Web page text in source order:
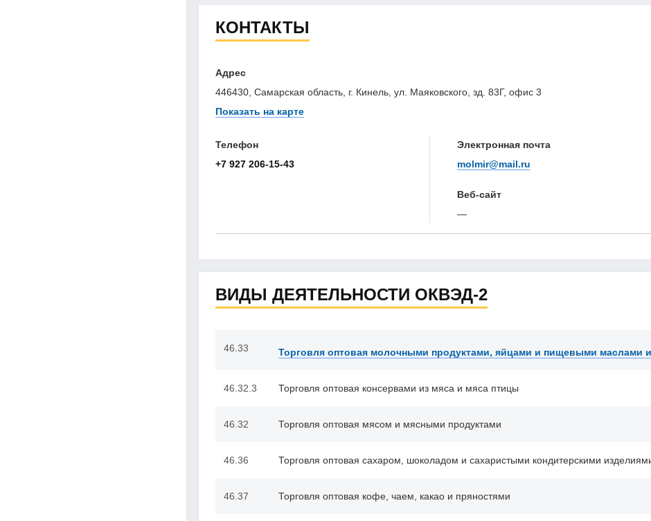
КОНТАКТЫ
Адрес
446430, Самарская область, г. Кинель, ул. Маяковского, зд. 83Г, офис 3
Показать на карте
Телефон
+7 927 206-15-43
Электронная почта
molmir@mail.ru
Веб-сайт
—
ВИДЫ ДЕЯТЕЛЬНОСТИ ОКВЭД-2
46.33 Торговля оптовая молочными продуктами, яйцами и пищевыми маслами
46.32.3 Торговля оптовая консервами из мяса и мяса птицы
46.32 Торговля оптовая мясом и мясными продуктами
46.36 Торговля оптовая сахаром, шоколадом и сахаристыми кондитерскими
46.37 Торговля оптовая кофе, чаем, какао и пряностями